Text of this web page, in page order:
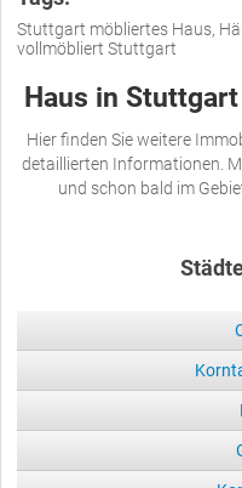
Stuttgart möbliertes Haus,
vollmöbliert Stuttgart
Haus in
Hier finden Sie weitere
detaillierten Informationen.
und schon bald im